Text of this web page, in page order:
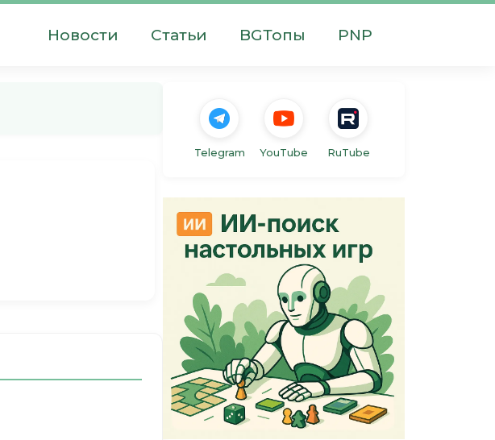
Новости Статьи BGТопы PNP
Telegram YouTube RuTube